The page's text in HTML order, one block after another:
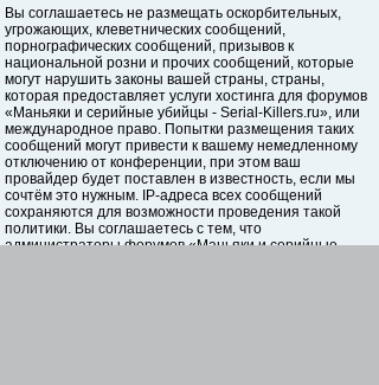
Вы соглашаетесь не размещать оскорбительных,
угрожающих, клеветнических сообщений,
порнографических сообщений, призывов к
национальной розни и прочих сообщений, которые
могут нарушить законы вашей страны, страны,
которая предоставляет услуги хостинга для форумов
«Маньяки и серийные убийцы - Serial-Killers.ru», или
международное право. Попытки размещения таких
сообщений могут привести к вашему немедленному
отключению от конференции, при этом ваш
провайдер будет поставлен в известность, если мы
сочтём это нужным. IP-адреса всех сообщений
сохраняются для возможности проведения такой
политики. Вы соглашаетесь с тем, что
администраторы форумов «Маньяки и серийные